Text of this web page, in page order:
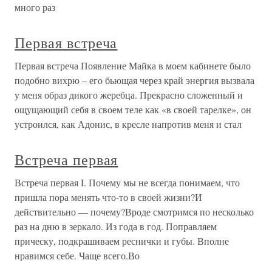
много раз
Первая встреча
Первая встреча Появление Майка в моем кабинете было
подобно вихрю – его бьющая через край энергия вызвала
у меня образ дикого жеребца. Прекрасно сложенный и
ощущающий себя в своем теле как «в своей тарелке», он
устроился, как Адонис, в кресле напротив меня и стал
Встреча первая
Встреча первая I. Почему мы не всегда понимаем, что
пришла пора менять что-то в своей жизни?И
действительно — почему?Вроде смотримся по несколько
раз на дню в зеркало. Из года в год. Поправляем
прическу, подкрашиваем реснички и губы. Вполне
нравимся себе. Чаще всего.Во